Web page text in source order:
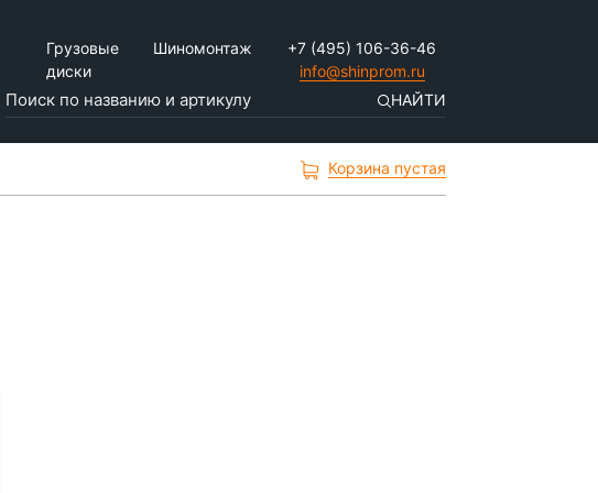
Грузовые
диски
Шиномонтаж
+7 (495) 106-36-46
info@shinprom.ru
НАЙТИ
Корзина пустая